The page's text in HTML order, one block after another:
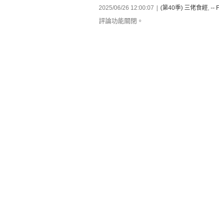
2025/06/26 12:00:07 (第40季) 三佬食經, --
評論功能關閉。